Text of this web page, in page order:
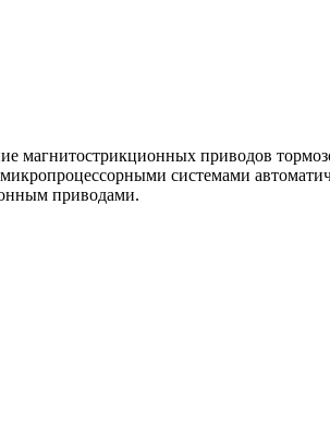
магнитострикционных приводов
системами
приводами.